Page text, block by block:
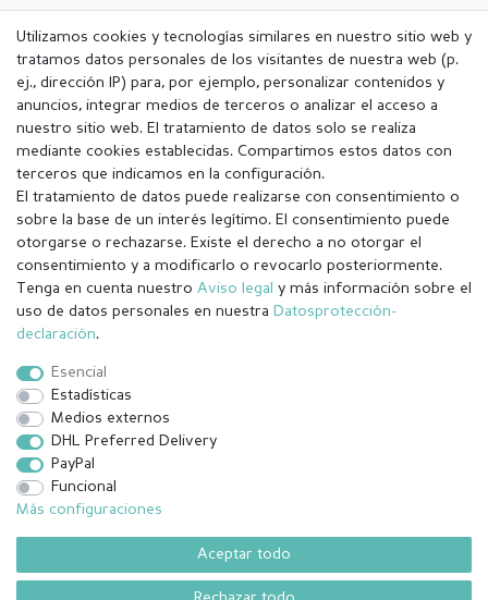
Aviso legal Política de Privacidad
Utilizamos cookies y tecnologías similares en nuestro sitio web y
tratamos datos personales de los visitantes de nuestra web (p.
ej., dirección IP) para, por ejemplo, personalizar contenidos y
anuncios, integrar medios de terceros o analizar el acceso a
nuestro sitio web. El tratamiento de datos solo se realiza
mediante cookies establecidas. Compartimos estos datos con
terceros que indicamos en la configuración.
El tratamiento de datos puede realizarse con consentimiento o
sobre la base de un interés legítimo. El consentimiento puede
otorgarse o rechazarse. Existe el derecho a no otorgar el
consentimiento y a modificarlo o revocarlo posteriormente.
Tenga en cuenta nuestro Aviso legal y más información sobre el
uso de datos personales en nuestra Datos­protección­
declaración.
Esencial
Estadísticas
Medios externos
DHL Preferred Delivery
PayPal
Funcional
Más configuraciones
Aceptar todo